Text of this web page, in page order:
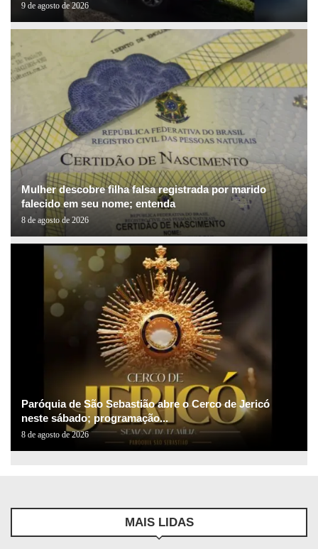
9 de agosto de 2026
Mulher descobre filha falsa registrada por marido
falecido em seu nome; entenda
8 de agosto de 2026
Paróquia de São Sebastião abre o Cerco de Jericó
neste sábado; programação...
8 de agosto de 2026
MAIS LIDAS